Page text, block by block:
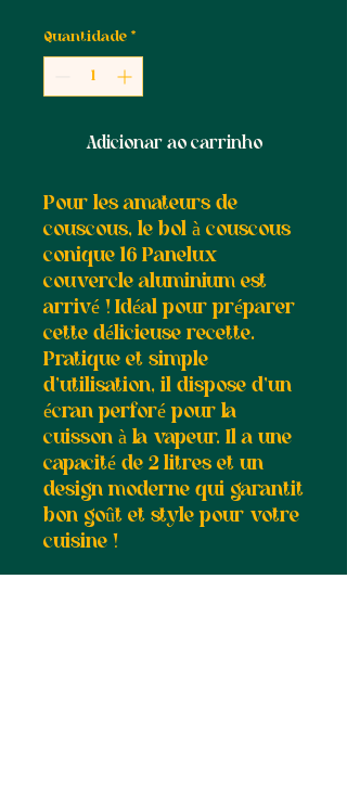
Quantidade *
Adicionar ao carrinho
Pour les amateurs de
couscous, le bol à couscous
conique 16 Panelux
couvercle aluminium est
arrivé ! Idéal pour préparer
cette délicieuse recette.
Pratique et simple
d'utilisation, il dispose d'un
écran perforé pour la
cuisson à la vapeur. Il a une
capacité de 2 litres et un
design moderne qui garantit
bon goût et style pour votre
cuisine !